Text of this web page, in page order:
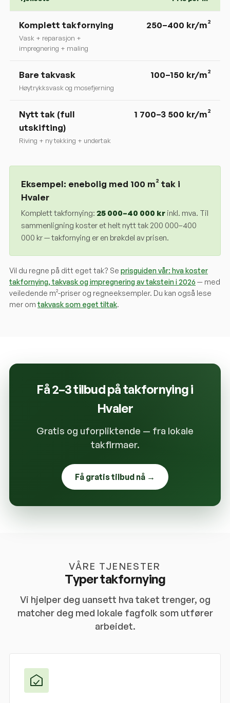
Komplett takfornying
Vask + reparasjon +
impregnering + maling
250–400 kr/m²
Bare takvask
Høytrykksvask og mosefjerning
100–150 kr/m²
Nytt tak (full
utskifting)
Riving + ny tekking + undertak
1 700–3 500 kr/m²
Eksempel: enebolig med 100 m² tak i
Hvaler
Komplett takfornying: 25 000–40 000 kr inkl. mva. Til
sammenligning koster et helt nytt tak 200 000–400
000 kr — takfornying er en brøkdel av prisen.
Vil du regne på ditt eget tak? Se prisguiden vår: hva koster
takfornying, takvask og impregnering av takstein i 2026 — med
veiledende m²-priser og regneeksempler. Du kan også lese
mer om takvask som eget tiltak.
Få 2–3 tilbud på takfornying i
Hvaler
Gratis og uforpliktende — fra lokale
takfirmaer.
Få gratis tilbud nå →
VÅRE TJENESTER
Typer takfornying
Vi hjelper deg uansett hva taket trenger, og
matcher deg med lokale fagfolk som utfører
arbeidet.